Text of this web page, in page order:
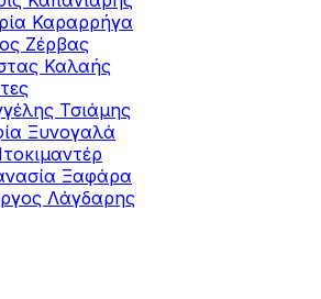
Καραρρήγα
Ζέρβας
Καλαής
Τσιάμης
Ξυνογαλά
Ξαφάρα
Λάγδαρης